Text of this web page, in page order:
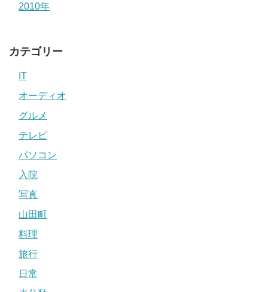
2010年
カテゴリー
IT
オーディオ
グルメ
テレビ
パソコン
入院
写真
山田町
料理
旅行
日常